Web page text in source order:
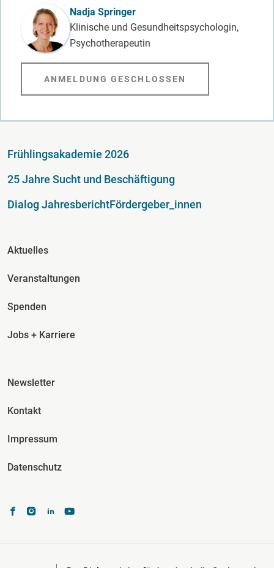
Nadja Springer
Klinische und Gesundheitspsychologin,
Psychotherapeutin
ANMELDUNG GESCHLOSSEN
Fußzeile
Frühlingsakademie 2026
25 Jahre Sucht und Beschäftigung
Dialog JahresberichtFördergeber_innen
Fusszeile Spalte 2
Aktuelles
Veranstaltungen
Spenden
Jobs + Karriere
Fusszeile Spalte 3
Newsletter
Kontakt
Impressum
Datenschutz